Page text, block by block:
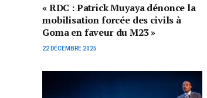
« RDC : Patrick Muyaya dénonce la
mobilisation forcée des civils à
Goma en faveur du M23 »
22 DÉCEMBRE 2025